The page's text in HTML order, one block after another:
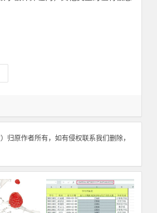
归原作者所有，如有侵权联系我们删除，